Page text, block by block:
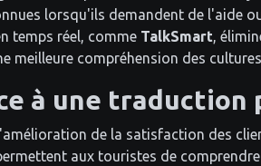
lorsqu'ils demandent de l'aide
temps réel, comme TalkSmart ,
compréhension des cultures
à une traduction
de la satisfaction des
aux touristes de